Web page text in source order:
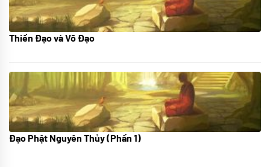
30/11/2022
Thiền Đạo và Võ Đạo
08/06/2022
Đạo Phật Nguyên Thủy (Phần 1)